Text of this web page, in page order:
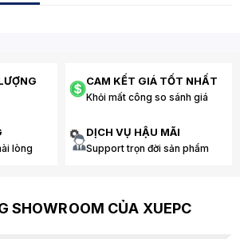
CAM KẾT GIÁ TỐT NHẤT
Khỏi mất công so sánh giá
lòng
DỊCH VỤ HẬU MÃI
Support trọn đời sản phẩm
SHOWROOM CỦA XUEPC